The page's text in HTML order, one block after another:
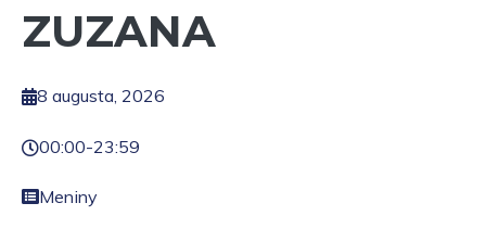
ZUZANA
8 augusta, 2026
00:00-23:59
Meniny